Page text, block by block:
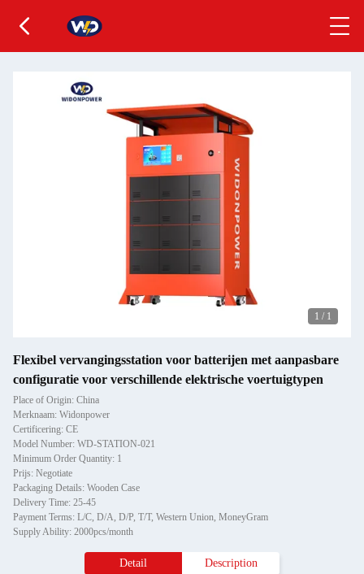
1 / 1
Flexibel vervangingsstation voor batterijen met aanpasbare
configuratie voor verschillende elektrische voertuigtypen
Place of Origin: China
Merknaam: Widonpower
Certificering: CE
Model Number: WD-STATION-021
Minimum Order Quantity: 1
Prijs: Negotiate
Packaging Details: Wooden Case
Delivery Time: 25-45
Payment Terms: L/C, D/A, D/P, T/T, Western Union, MoneyGram
Supply Ability: 2000pcs/month
Detail Description